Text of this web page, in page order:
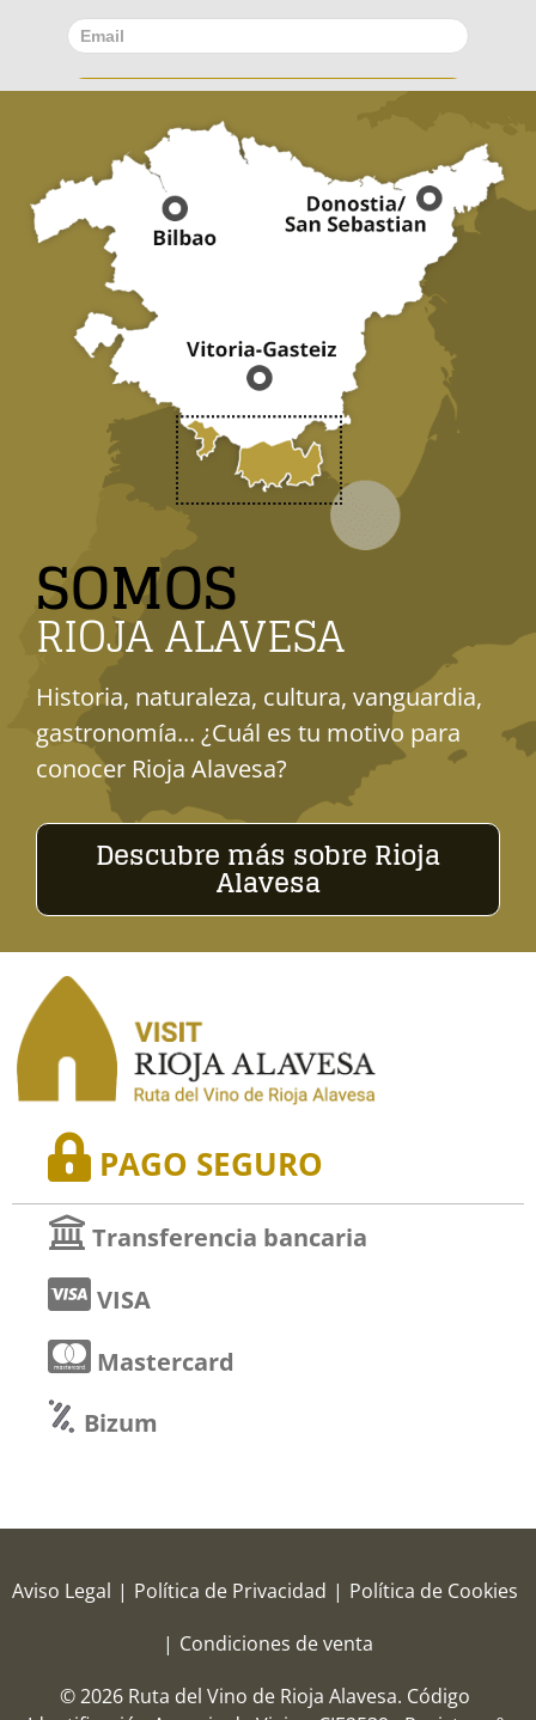
SOMOS
RIOJA ALAVESA
Historia, naturaleza, cultura, vanguardia,
gastronomía... ¿Cuál es tu motivo para
conocer Rioja Alavesa?
Descubre más sobre Rioja
Alavesa
PAGO SEGURO
Transferencia bancaria
VISA
Mastercard
Bizum
Aviso Legal | Política de Privacidad | Política de Cookies
| Condiciones de venta
© 2026 Ruta del Vino de Rioja Alavesa. Código